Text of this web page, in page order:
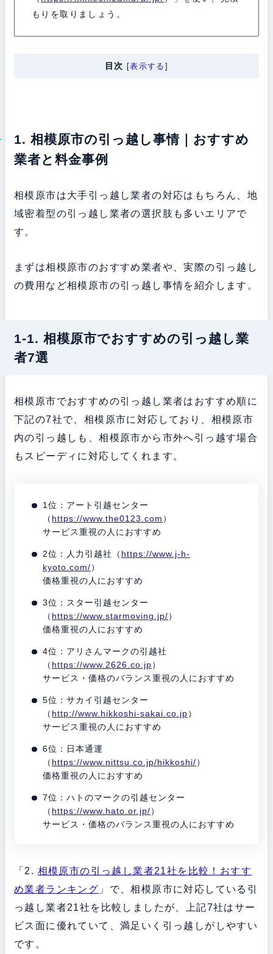
もりを取りましょう。
目次 [表示する ]
1. 相模原市の引っ越し事情｜おすすめ
業者と料金事例
相模原市は大手引っ越し業者の対応はもちろん、地
域密着型の引っ越し業者の選択肢も多いエリアで
す。
まずは相模原市のおすすめ業者や、実際の引っ越し
の費用など相模原市の引っ越し事情を紹介します。
1-1. 相模原市でおすすめの引っ越し業
者7選
相模原市でおすすめの引っ越し業者はおすすめ順に
下記の7社で、相模原市に対応しており、相模原市
内の引っ越しも、相模原市から市外へ引っ越す場合
もスピーディに対応してくれます。
1位：アート引越センター
（ https://www.the0123.com ）
サービス重視の人におすすめ
2位：人力引越社（ https://www.j-h-
kyoto.com/）
価格重視の人におすすめ
3位：スター引越センター
（ https://www.starmoving.jp/）
価格重視の人におすすめ
4位：アリさんマークの引越社
（ https://www.2626.co.jp）
サービス・価格のバランス重視の人におすすめ
5位：サカイ引越センター
（ http://www.hikkoshi-sakai.co.jp）
サービス重視の人におすすめ
6位：日本通運
（ https://www.nittsu.co.jp/hikkoshi/）
価格重視の人におすすめ
7位：ハトのマークの引越センター
（ https://www.hato.or.jp/）
サービス・価格のバランス重視の人におすすめ
「2. 相模原市の引っ越し業者21社を比較！おすす
め業者ランキング 」で、相模原市に対応している引
っ越し業者21社を比較しましたが、上記7社はサー
ビス面に優れていて、満足いく引っ越しがしやすい
です。